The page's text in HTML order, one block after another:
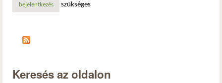
bejelentkezés szükséges
Keresés az oldalon